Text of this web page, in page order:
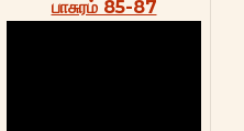
பாசுரம் 85-87